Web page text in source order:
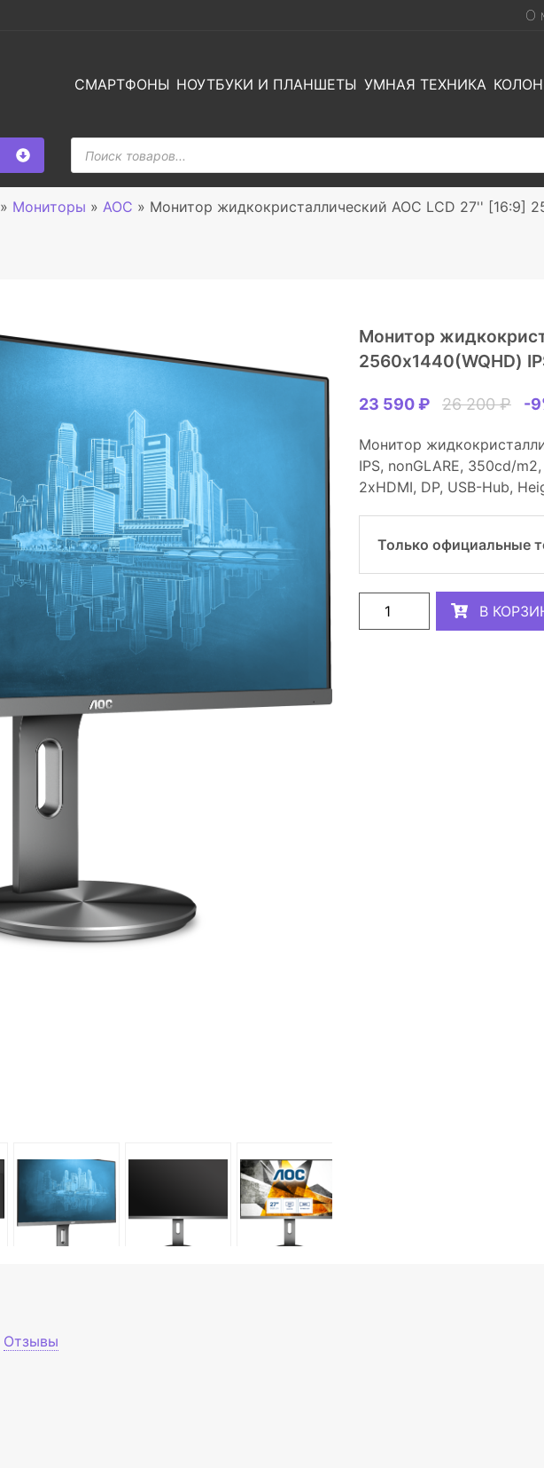
О
СМАРТФОНЫ НОУТБУКИ И ПЛАНШЕТЫ УМНАЯ ТЕХНИКА
Поиск
товаров
» Мониторы » AOC » Монитор жидкокристаллический AOC LCD 27'' [16:9]
Монитор
2560х1440(WQHD)
23 590 ₽ 26 200 ₽ -
Монитор
IPS, nonGLARE, 350cd/m2,
2xHDMI, DP, USB-Hub,
Только официальные
В
Отзывы